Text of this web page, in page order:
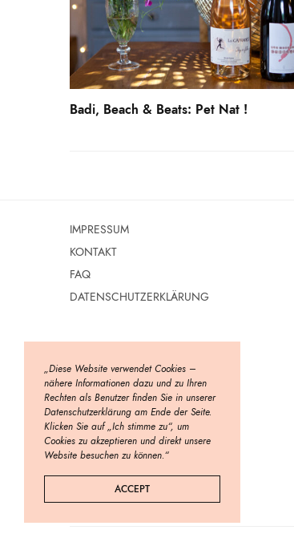
Badi, Beach & Beats: Pet Nat !
IMPRESSUM
KONTAKT
FAQ
DATENSCHUTZERKLÄRUNG
„Diese Website verwendet Cookies –
nähere Informationen dazu und zu Ihren
Rechten als Benutzer finden Sie in unserer
Datenschutzerklärung am Ende der Seite.
Klicken Sie auf „Ich stimme zu“, um
Cookies zu akzeptieren und direkt unsere
Website besuchen zu können.“
ACCEPT